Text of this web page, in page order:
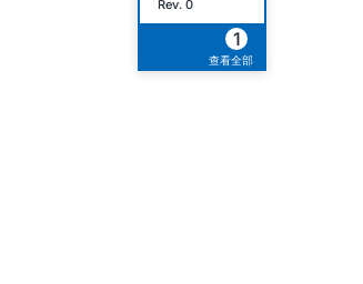
Rev. 0
1
查看全部